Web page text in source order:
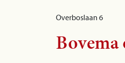
Overboslaan 6